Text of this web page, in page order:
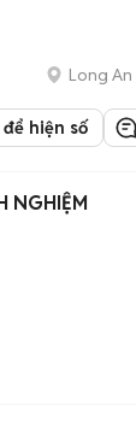
Long An
hiện số
NGHIỆM